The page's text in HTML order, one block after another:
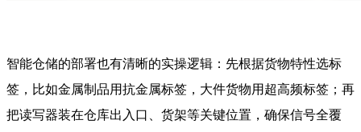
智能仓储的部署也有清晰的实操逻辑：先根据货物特性选标
签，比如金属制品用抗金属标签，大件货物用超高频标签；再
把读写器装在仓库出入口、货架等关键位置，确保信号全覆